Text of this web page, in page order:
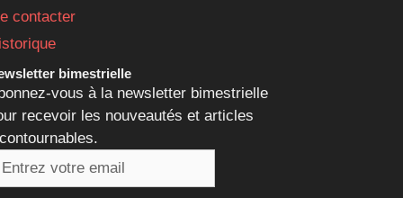
contacter
bimestrielle
vous à la newsletter bimestrielle
recevoir les nouveautés et articles